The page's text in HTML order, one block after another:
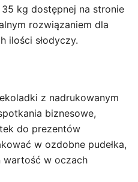
kg dostępnej na stronie
rozwiązaniem dla
ilości słodyczy.
z nadrukowanym
biznesowe,
do prezentów
w ozdobne pudełka,
w oczach